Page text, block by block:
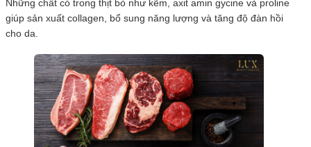
Những chất có trong thịt bò như kẽm, axit amin gycine và proline
giúp sản xuất collagen, bổ sung năng lượng và tăng độ đàn hồi
cho da.